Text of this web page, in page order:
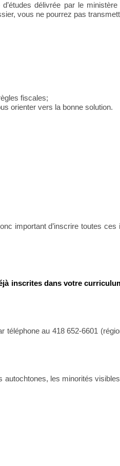
délivrée par le
vous ne pourrez pas
fiscales;
orienter vers la bonne solution.
important d’inscrire toutes
inscrites dans votre
au 418 652-6601
les minorités